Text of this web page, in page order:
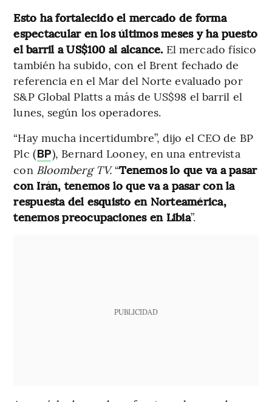
Esto ha fortalecido el mercado de forma
espectacular en los últimos meses y ha puesto
el barril a US$100 al alcance. El mercado físico
también ha subido, con el Brent fechado de
referencia en el Mar del Norte evaluado por
S&P Global Platts a más de US$98 el barril el
lunes, según los operadores.
“Hay mucha incertidumbre”, dijo el CEO de BP
Plc (BP), Bernard Looney, en una entrevista
con Bloomberg TV.“Tenemos lo que va a pasar
con Irán, tenemos lo que va a pasar con la
respuesta del esquisto en Norteamérica,
tenemos preocupaciones en Libia”.
PUBLICIDAD